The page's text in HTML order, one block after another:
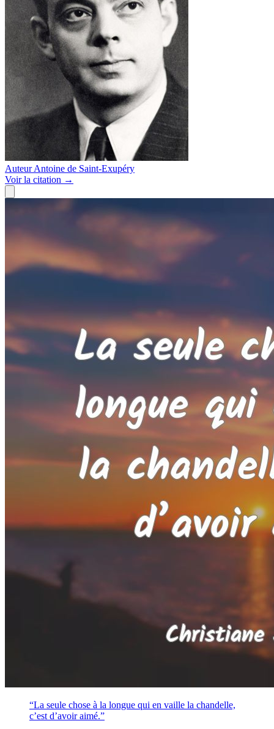
Auteur Antoine de Saint-Exupéry
Voirla citation →
“La seule chose à la longue qui en vaille la chandelle,
c’est d’avoir aimé.”